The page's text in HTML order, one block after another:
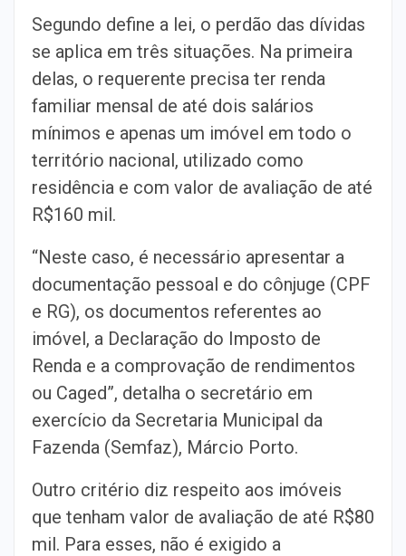
Segundo define a lei, o perdão das dívidas
se aplica em três situações. Na primeira
delas, o requerente precisa ter renda
familiar mensal de até dois salários
mínimos e apenas um imóvel em todo o
território nacional, utilizado como
residência e com valor de avaliação de até
R$160 mil.
“Neste caso, é necessário apresentar a
documentação pessoal e do cônjuge (CPF
e RG), os documentos referentes ao
imóvel, a Declaração do Imposto de
Renda e a comprovação de rendimentos
ou Caged”, detalha o secretário em
exercício da Secretaria Municipal da
Fazenda (Semfaz), Márcio Porto.
Outro critério diz respeito aos imóveis
que tenham valor de avaliação de até R$80
mil. Para esses, não é exigido a